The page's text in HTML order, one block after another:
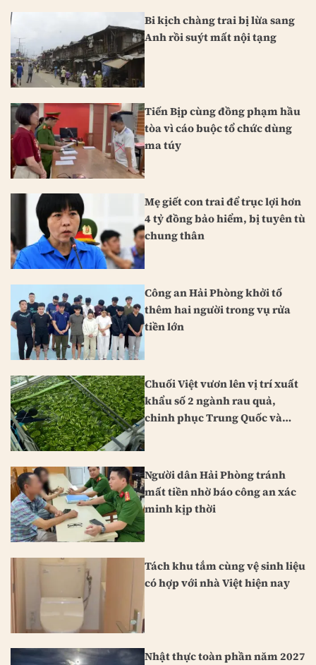
Bi kịch chàng trai bị lừa sang
Anh rồi suýt mất nội tạng
Tiến Bịp cùng đồng phạm hầu
tòa vì cáo buộc tổ chức dùng
ma túy
Mẹ giết con trai để trục lợi hơn
4 tỷ đồng bảo hiểm, bị tuyên tù
chung thân
Công an Hải Phòng khởi tố
thêm hai người trong vụ rửa
tiền lớn
Chuối Việt vươn lên vị trí xuất
khẩu số 2 ngành rau quả,
chinh phục Trung Quốc và
Người dân Hải Phòng tránh
mất tiền nhờ báo công an xác
minh kịp thời
Tách khu tắm cùng vệ sinh liệu
có hợp với nhà Việt hiện nay
Nhật thực toàn phần năm 2027